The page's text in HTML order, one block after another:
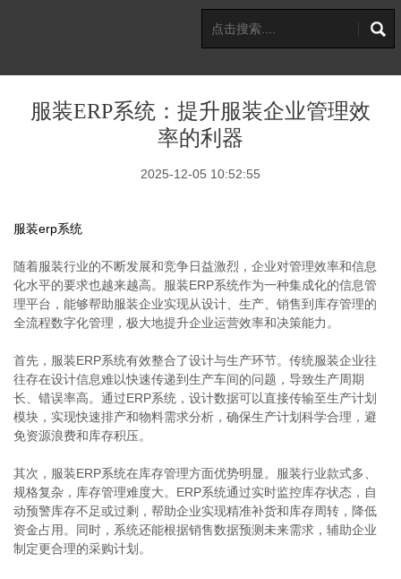
服装ERP系统：提升服装企业管理效
率的利器
2025-12-05 10:52:55
服装erp系统
随着服装行业的不断发展和竞争日益激烈，企业对管理效率和信息
化水平的要求也越来越高。服装ERP系统作为一种集成化的信息管
理平台，能够帮助服装企业实现从设计、生产、销售到库存管理的
全流程数字化管理，极大地提升企业运营效率和决策能力。
首先，服装ERP系统有效整合了设计与生产环节。传统服装企业往
往存在设计信息难以快速传递到生产车间的问题，导致生产周期
长、错误率高。通过ERP系统，设计数据可以直接传输至生产计划
模块，实现快速排产和物料需求分析，确保生产计划科学合理，避
免资源浪费和库存积压。
其次，服装ERP系统在库存管理方面优势明显。服装行业款式多、
规格复杂，库存管理难度大。ERP系统通过实时监控库存状态，自
动预警库存不足或过剩，帮助企业实现精准补货和库存周转，降低
资金占用。同时，系统还能根据销售数据预测未来需求，辅助企业
制定更合理的采购计划。